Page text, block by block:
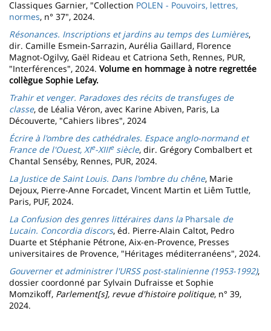
Classiques Garnier, "Collection POLEN - Pouvoirs, lettres,
normes, n° 37", 2024.
Résonances. Inscriptions et jardins au temps des Lumières,
dir. Camille Esmein-Sarrazin, Aurélia Gaillard, Florence
Magnot-Ogilvy, Gaël Rideau et Catriona Seth, Rennes, PUR,
"Interférences", 2024. Volume en hommage à notre regrettée
collègue Sophie Lefay.
Trahir et venger. Paradoxes des récits de transfuges de
classe, de Léalia Véron, avec Karine Abiven, Paris, La
Découverte, "Cahiers libres", 2024
Écrire à l'ombre des cathédrales. Espace anglo-normand et
France de l'Ouest, XIe-XIIIesiècle, dir. Grégory Combalbert et
Chantal Senséby, Rennes, PUR, 2024.
La Justice de Saint Louis. Dans l'ombre du chêne, Marie
Dejoux, Pierre-Anne Forcadet, Vincent Martin et Liêm Tuttle,
Paris, PUF, 2024.
La Confusion des genres littéraires dans la Pharsale de
Lucain. Concordia discors, éd. Pierre-Alain Caltot, Pedro
Duarte et Stéphanie Pétrone, Aix-en-Provence, Presses
universitaires de Provence, "Héritages méditerranéens", 2024.
Gouverner et administrer l'URSS post-stalinienne (1953-1992),
dossier coordonné par Sylvain Dufraisse et Sophie
Momzikoff, Parlement[s], revue d'histoire politique, n° 39,
2024.